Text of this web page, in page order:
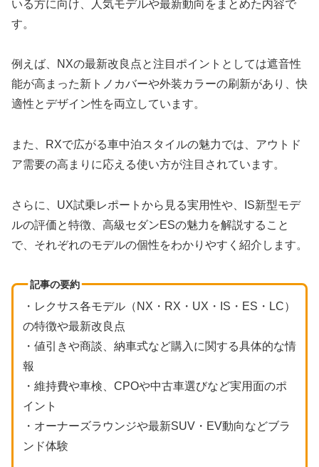
いる方に向け、人気モデルや最新動向をまとめた内容で
す。
例えば、NXの最新改良点と注目ポイントとしては遮音性
能が高まった新トノカバーや外装カラーの刷新があり、快
適性とデザイン性を両立しています。
また、RXで広がる車中泊スタイルの魅力では、アウトド
ア需要の高まりに応える使い方が注目されています。
さらに、UX試乗レポートから見る実用性や、IS新型モデ
ルの評価と特徴、高級セダンESの魅力を解説すること
で、それぞれのモデルの個性をわかりやすく紹介します。
記事の要約
・レクサス各モデル（NX・RX・UX・IS・ES・LC）
の特徴や最新改良点
・値引きや商談、納車式など購入に関する具体的な情
報
・維持費や車検、CPOや中古車選びなど実用面のポ
イント
・オーナーズラウンジや最新SUV・EV動向などブラ
ンド体験